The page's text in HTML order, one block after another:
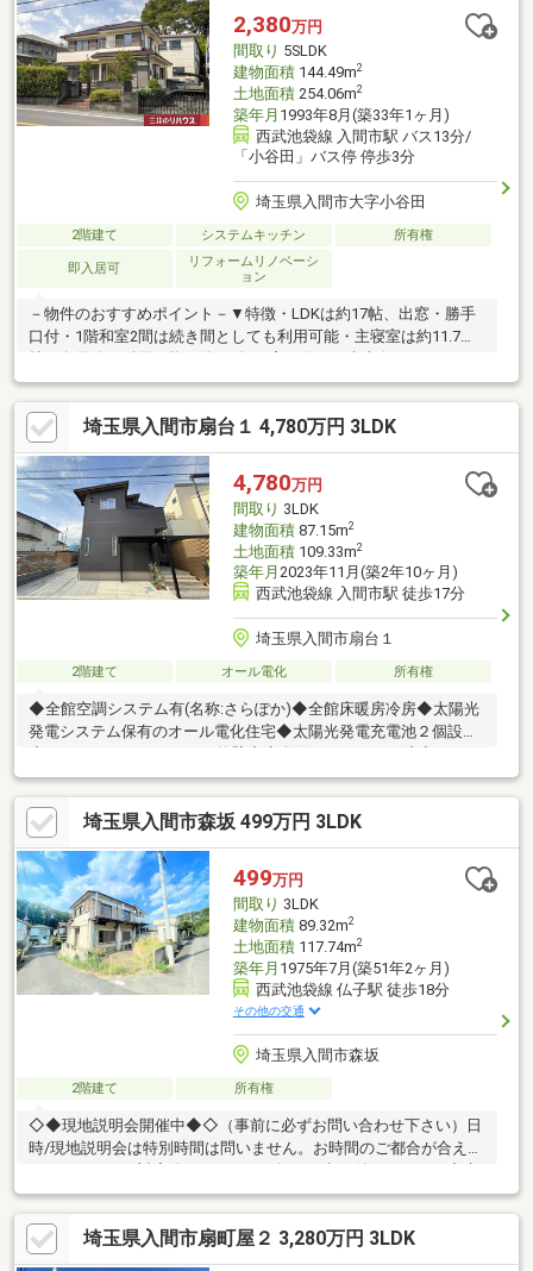
2,380万円
間取り 5SLDK
建物面積144.49m2
土地面積254.06m2
築年月 1993年8月(築33年1ヶ月)
西武池袋線 入間市駅 バス13分/
「小谷田」バス停 停歩3分
埼玉県入間市大字小谷田
2階建て システムキッチン 所有権
即入居可
リフォームリノベーシ
ョン
－物件のおすすめポイント－▼特徴・LDKは約17帖、出窓・勝手
口付・1階和室2間は続き間としても利用可能・主寝室は約11.7
帖、多用途に活用可能な納戸付・3室が面する南東向きバルコニー
有・お庭スペース有・即引渡し可能(残金精算後)▼2026年6月室内
リフォーム済【交換】キッチン・浴室水栓、1・2階トイレ、給湯
器 等【その他】一部建具調整 他▼周辺環境・さえき小谷田食品館
徒歩6分(約440m)・ローソン・スリーエフ入間上小谷田店 徒歩7分
(約550m)■ ご希望の住まい探しをお手伝いします
━━━━━・・・物件の詳細・ご相談はお気軽にお問い合わせく
ださい。
埼玉県入間市扇台１ 4,780万円 3LDK
4,780万円
間取り 3LDK
建物面積87.15m2
土地面積109.33m2
築年月 2023年11月(築2年10ヶ月)
西武池袋線 入間市駅 徒歩17分
埼玉県入間市扇台１
2階建て オール電化 所有権
◆全館空調システム有(名称:さらぽか)◆全館床暖房冷房◆太陽光
発電システム保有のオール電化住宅◆太陽光発電充電池２個設置
天井埋込型スピーカーシステム(JBL製)設置◆PanasonicIHクッキ
ングヒーター(ラクッキンググリル搭載、シングルオールメタル対
応)◆食洗機有◆キッチンタッチレス水栓◆前面道路幅員約6m◆
収納スペース多数ございます◆引き戸が多く、省スペース性にも
優れています
埼玉県入間市森坂 499万円 3LDK
499万円
間取り 3LDK
建物面積89.32m2
土地面積117.74m2
築年月 1975年7月(築51年2ヶ月)
西武池袋線 仏子駅 徒歩18分
その他の交通
埼玉県入間市森坂
2階建て 所有権
◇◆現地説明会開催中◆◇（事前に必ずお問い合わせ下さい）日
時/現地説明会は特別時間は問いません。お時間のご都合が合え
ば、いつでもご対応致します。お気軽にお申し付け下さい。◇貴
重なお時間の中で、ご希望の情報をご案内します◇ お客様のご都
合に合わせて、 短時間のご案内も可♪じっくりと沢山の物件情報
のご案内も可♪ ご都合に合わせたご紹介をします♪ ～おおよその所
要時間や内容は、下記をご参考ください～〇ご希望条件のご相談
埼玉県入間市扇町屋２ 3,280万円 3LDK